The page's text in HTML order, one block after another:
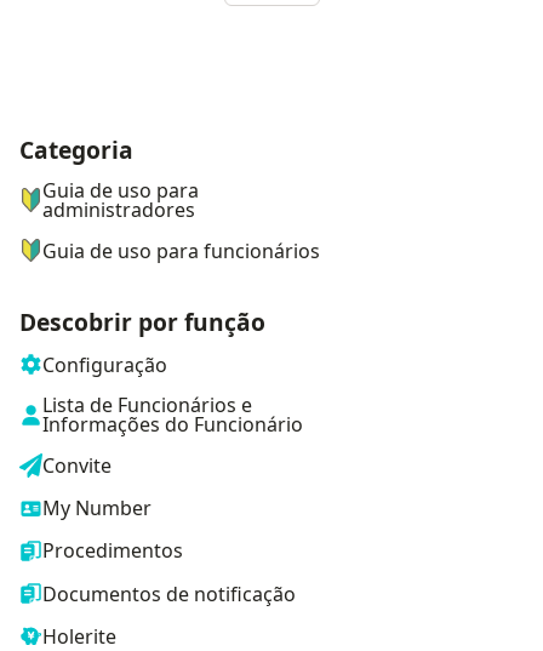
ナビゲーションメニュー
Categoria
Guia de uso para
administradores
Guia de uso para funcionários
Descobrir por função
Configuração
Lista de Funcionários e
Informações do Funcionário
Convite
My Number
Procedimentos
Documentos de notificação
Holerite